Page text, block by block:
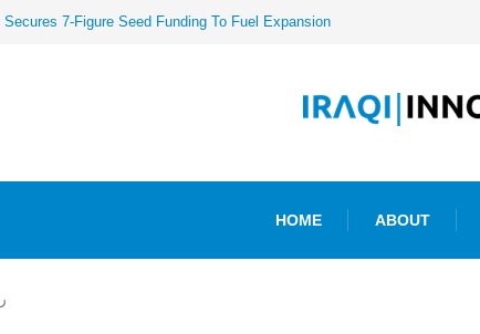
Secures 7-Figure Seed Funding To Fuel Expansion
HOME ABOUT